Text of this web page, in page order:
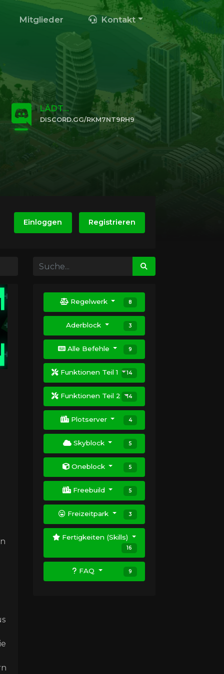
Mitglieder Kontakt
LÄDT...
DISCORD.GG/RKM7NT9RH9
KLICKE HIER, UM BEIZUTRETEN
Einloggen Registrieren
Regelwerk 8
Aderblock 3
Alle Befehle 9
Funktionen Teil 1 14
Funktionen Teil 2 14
Plotserver 4
Skyblock 5
Oneblock 5
Freebuild 5
Freizeitpark 3
Fertigkeiten (Skills)
16
FAQ 9